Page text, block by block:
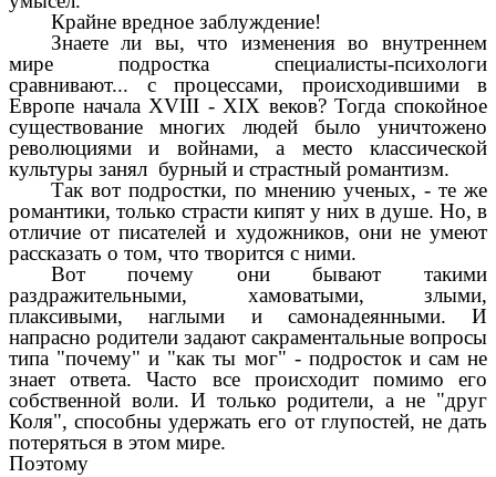
Крайне вредное заблуждение!
Знаете ли вы, что изменения во внутреннем
мире подростка специалисты-психологи
сравнивают... с процессами, происходившими в
Европе начала XVIII - XIX веков? Тогда спокойное
существование многих людей было уничтожено
революциями и войнами, а место классической
культуры занял бурный и страстный романтизм.
Так вот подростки, по мнению ученых, - те же
романтики, только страсти кипят у них в душе. Но, в
отличие от писателей и художников, они не умеют
рассказать о том, что творится с ними.
Вот почему они бывают такими
раздражительными, хамоватыми, злыми,
плаксивыми, наглыми и самонадеянными. И
напрасно родители задают сакраментальные вопросы
типа "почему" и "как ты мог" - подросток и сам не
знает ответа. Часто все происходит помимо его
собственной воли. И только родители, а не "друг
Коля", способны удержать его от глупостей, не дать
потеряться в этом мире.
Поэтому